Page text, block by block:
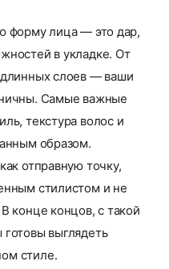
форму лица — это дар,
в укладке. От
слоев — ваши
Самые важные
текстура волос и
образом.
отправную точку,
стилистом и не
конце концов, с такой
выглядеть
стиле.